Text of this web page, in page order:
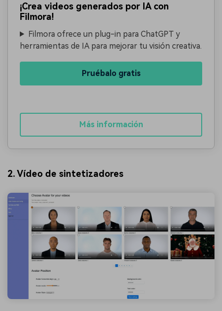
¡Crea videos generados por IA con
Filmora!
Filmora ofrece un plug-in para ChatGPT y
herramientas de IA para mejorar tu visión creativa.
Pruébalo gratis
Más información
2. Vídeo de sintetizadores